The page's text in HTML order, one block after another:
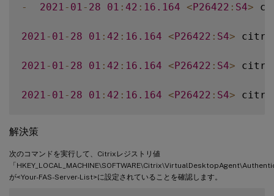
- 2021 - 01 - 28 01 : 42 : 16.164 <P26422 : S4>
2021 - 01 - 28 01 : 42 : 16.164 <P26422 : S4>
2021 - 01 - 28 01 : 42 : 16.164 <P26422 : S4>
2021 - 01 - 28 01 : 42 : 16.164 <P26422 : S4>
解決策
次のコマンドを実行して、Citrixレジストリ値
「
が<Your-FAS-Server-List>に設定されていることを確認します。